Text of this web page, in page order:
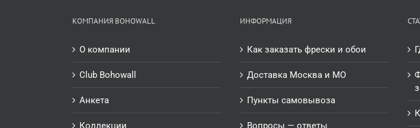
КОМПАНИЯ BOHOWALL
О компании
Club Bohowall
Анкета
Коллекции
ИНФОРМАЦИЯ
Как заказать фрески и обои
Доставка Москва и МО
Пункты самовывоза
Вопросы — ответы